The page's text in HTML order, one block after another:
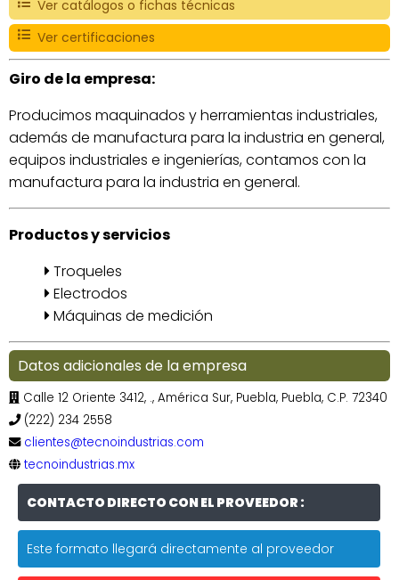
Ver catálogos o fichas técnicas
Ver certificaciones
Giro de la empresa:
Producimos maquinados y herramientas industriales,
además de manufactura para la industria en general,
equipos industriales e ingenierías, contamos con la
manufactura para la industria en general.
Productos y servicios
Troqueles
Electrodos
Máquinas de medición
Datos adicionales de la empresa
Calle 12 Oriente 3412, ., América Sur, Puebla, Puebla, C.P. 72340
(222) 234 2558
clientes@tecnoindustrias.com
tecnoindustrias.mx
CONTACTO DIRECTO CON EL PROVEEDOR :
Este formato llegará directamente al proveedor